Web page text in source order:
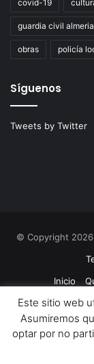
covid-19
guardia civil almeria
obras policía
Síguenos
Tweets by Twitter
© Copyright
Inicio
Este sitio web
Asumiremos
optar por no